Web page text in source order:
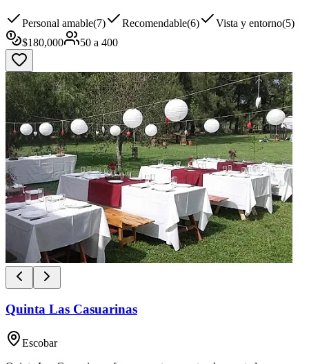
Personal amable(7) Recomendable(6) Vista y entorno(5)
$180,000 50 a 400
Quinta Las Casuarinas
Escobar